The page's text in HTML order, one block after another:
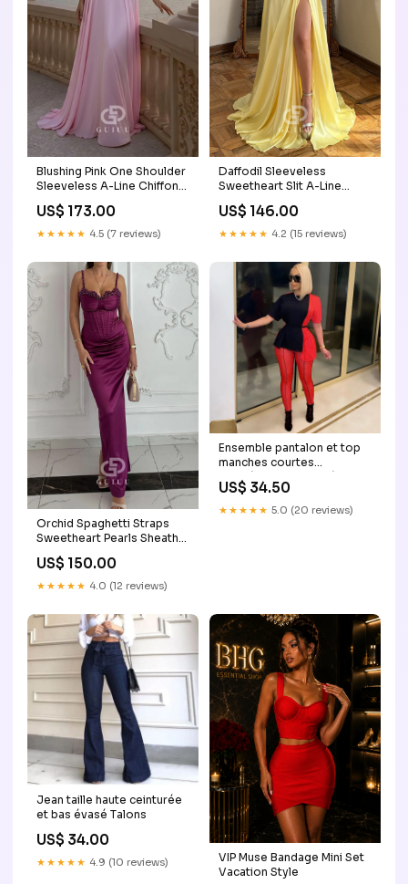
Blushing Pink One Shoulder
Sleeveless A-Line Chiffon
Prom Dress Illusion Cutout
US$ 173.00
★★★★★ 4.5 (7 reviews)
Daffodil Sleeveless
Sweetheart Slit A-Line
Prom Dress Color:Custom
Color
US$ 146.00
★★★★★ 4.2 (15 reviews)
Orchid Spaghetti Straps
Sweetheart Pearls Sheath
Evening Dress Red
US$ 150.00
★★★★★ 4.0 (12 reviews)
Ensemble pantalon et top
manches courtes
asymétrique ceinturé
Taille:M
US$ 34.50
★★★★★ 5.0 (20 reviews)
Jean taille haute ceinturée
et bas évasé Talons
US$ 34.00
★★★★★ 4.9 (10 reviews)
VIP Muse Bandage Mini Set
Vacation Style